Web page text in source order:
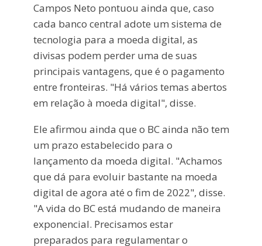
Campos Neto pontuou ainda que, caso
cada banco central adote um sistema de
tecnologia para a moeda digital, as
divisas podem perder uma de suas
principais vantagens, que é o pagamento
entre fronteiras. "Há vários temas abertos
em relação à moeda digital", disse.
Ele afirmou ainda que o BC ainda não tem
um prazo estabelecido para o
lançamento da moeda digital. "Achamos
que dá para evoluir bastante na moeda
digital de agora até o fim de 2022", disse.
"A vida do BC está mudando de maneira
exponencial. Precisamos estar
preparados para regulamentar o